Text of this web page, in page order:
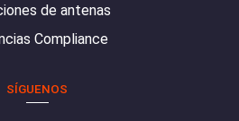
de antenas
Compliance
SÍGUENOS